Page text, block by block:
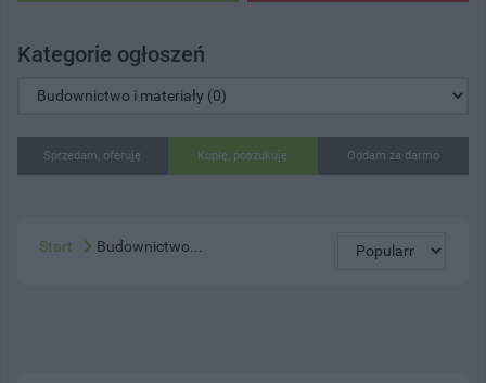
Kategorie ogłoszeń
Sprzedam, oferuję Kupię, poszukuję Oddam za darmo
Start Budownictwo...